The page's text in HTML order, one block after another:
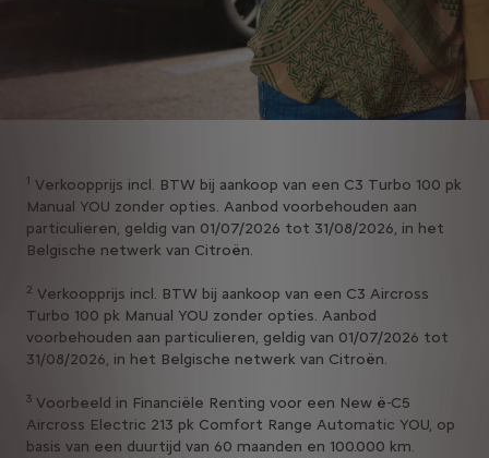
1 Verkoopprijs incl. BTW bij aankoop van een C3 Turbo 100 pk
Manual YOU zonder opties. Aanbod voorbehouden aan
particulieren, geldig van 01/07/2026 tot 31/08/2026, in het
Belgische netwerk van Citroën.
2 Verkoopprijs incl. BTW bij aankoop van een C3 Aircross
Turbo 100 pk Manual YOU zonder opties. Aanbod
voorbehouden aan particulieren, geldig van 01/07/2026 tot
31/08/2026, in het Belgische netwerk van Citroën.
3 Voorbeeld in Financiële Renting voor een New ë-C5
Aircross Electric 213 pk Comfort Range Automatic YOU, op
basis van een duurtijd van 60 maanden en 100.000 km.